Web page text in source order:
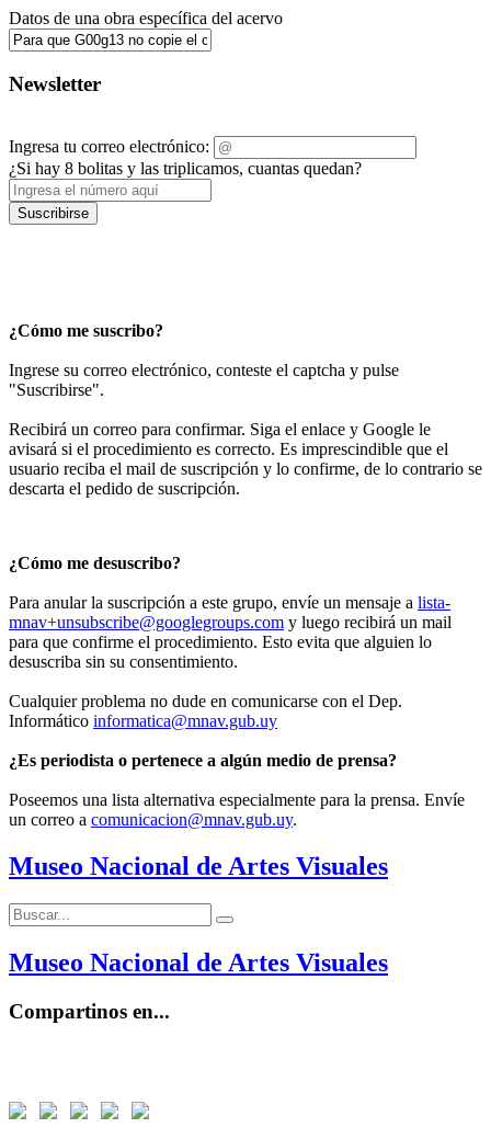
Datos de una obra específica del acervo
Newsletter
Ingresa tu correo electrónico:
¿Si hay 8 bolitas y las triplicamos, cuantas quedan?
Suscribirse
¿Cómo me suscribo?
Ingrese su correo electrónico, conteste el captcha y pulse
"Suscribirse".
Recibirá un correo para confirmar. Siga el enlace y Google le
avisará si el procedimiento es correcto. Es imprescindible que el
usuario reciba el mail de suscripción y lo confirme, de lo contrario se
descarta el pedido de suscripción.
¿Cómo me desuscribo?
Para anular la suscripción a este grupo, envíe un mensaje a lista-
mnav+unsubscribe@googlegroups.com y luego recibirá un mail
para que confirme el procedimiento. Esto evita que alguien lo
desuscriba sin su consentimiento.
Cualquier problema no dude en comunicarse con el Dep.
Informático informatica@mnav.gub.uy
¿Es periodista o pertenece a algún medio de prensa?
Poseemos una lista alternativa especialmente para la prensa. Envíe
un correo a comunicacion@mnav.gub.uy.
Museo Nacional de Artes Visuales
Buscar:
Buscar
Museo Nacional de Artes Visuales
Compartinos en...